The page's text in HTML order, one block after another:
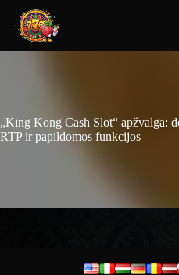
„King Kong Cash Slot“ apžvalga:
RTP ir papildomos funkcijos